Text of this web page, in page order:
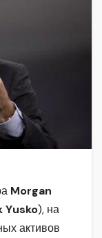
Morgan
Yusko), на
активов